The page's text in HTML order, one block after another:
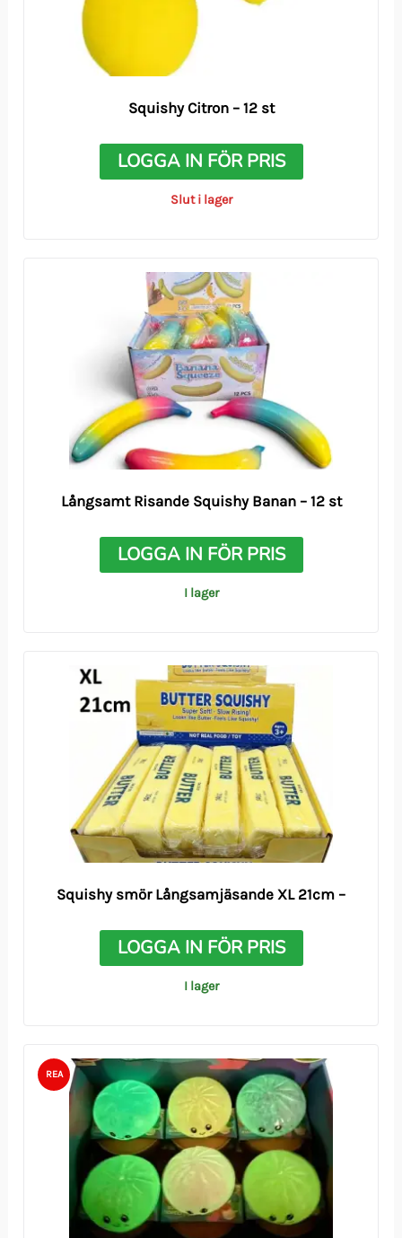
Squishy Citron – 12 st
LOGGA IN FÖR PRIS
Slut i lager
Långsamt Risande Squishy Banan – 12 st
LOGGA IN FÖR PRIS
I lager
Squishy smör Långsamjäsande XL 21cm –
LOGGA IN FÖR PRIS
I lager
REA